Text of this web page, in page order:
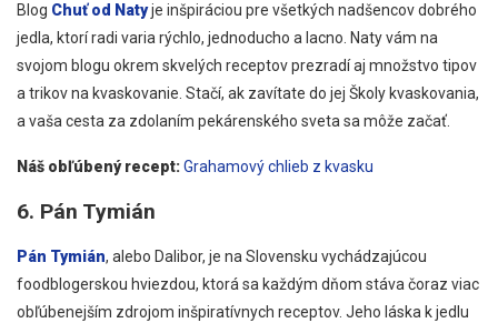
Blog Chuť od Natyje inšpiráciou pre všetkých nadšencov dobrého
jedla, ktorí radi varia rýchlo, jednoducho a lacno. Naty vám na
svojom blogu okrem skvelých receptov prezradí aj množstvo tipov
a trikov na kvaskovanie. Stačí, ak zavítate do jej Školy kvaskovania,
a vaša cesta za zdolaním pekárenského sveta sa môže začať.
Náš obľúbený recept:Grahamový chlieb z kvasku
6. Pán Tymián
Pán Tymián, alebo Dalibor, je na Slovensku vychádzajúcou
foodblogerskou hviezdou, ktorá sa každým dňom stáva čoraz viac
obľúbenejším zdrojom inšpiratívnych receptov. Jeho láska k jedlu